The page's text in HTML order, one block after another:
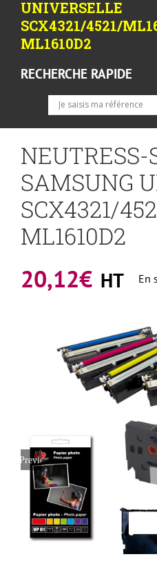
UNIVERSELLE
SCX4321/4521/
ML1610D2
RECHERCHE RAPIDE
NEUTRESS-
SAMSUNG
SCX4321/
ML1610D2
20,12€ HT En
Previous